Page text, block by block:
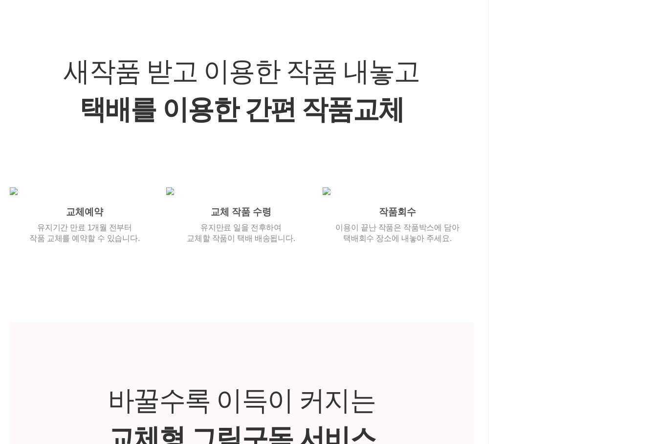
새작품 받고 이용한 작품 내놓고
택배를 이용한 간편 작품교체
교체예약
유지기간 만료 1개월 전부터
작품 교체를 예약할 수 있습니다.
교체 작품 수령
유지만료 일을 전후하여
교체할 작품이 택배 배송됩니다.
작품회수
이용이 끝난 작품은 작품박스에 담아
택배회수 장소에 내놓아 주세요.
바꿀수록 이득이 커지는